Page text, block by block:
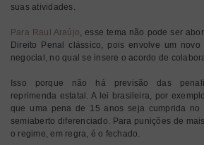
suas atividades.
Para Raul Araújo, esse tema não pode ser
Direito Penal clássico, pois envolve um
negocial, no qual se insere o acordo de
Isso porque não há previsão das
reprimenda estatal. A lei brasileira, por
que uma pena de 15 anos seja cumprida no
semiaberto diferenciado. Para punições de
o regime, em regra, é o fechado.